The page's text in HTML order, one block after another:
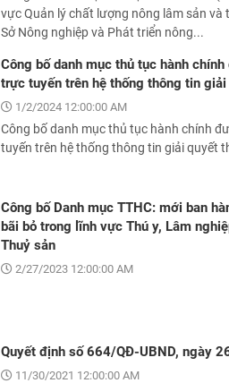
vực Quản lý chất lượng nông lâm sản
Sở Nông nghiệp và Phát triển nông...
Công bố danh mục thủ tục hành
trực tuyến trên hệ thống thông tin
1/2/2024 12:00:00 AM
Công bố danh mục thủ tục hành chính
tuyến trên hệ thống thông tin giải quyết
Công bố Danh mục TTHC: mới ban
bãi bỏ trong lĩnh vực Thú y, Lâm
Thuỷ sản
2/27/2023 12:00:00 AM
Quyết định số 664/QĐ-UBND, ngày
11/30/2021 12:00:00 AM